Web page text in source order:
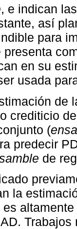
e indican
así
para
presenta
en su
usada
de
crediticio
(
predecir
de
la
Trabajos